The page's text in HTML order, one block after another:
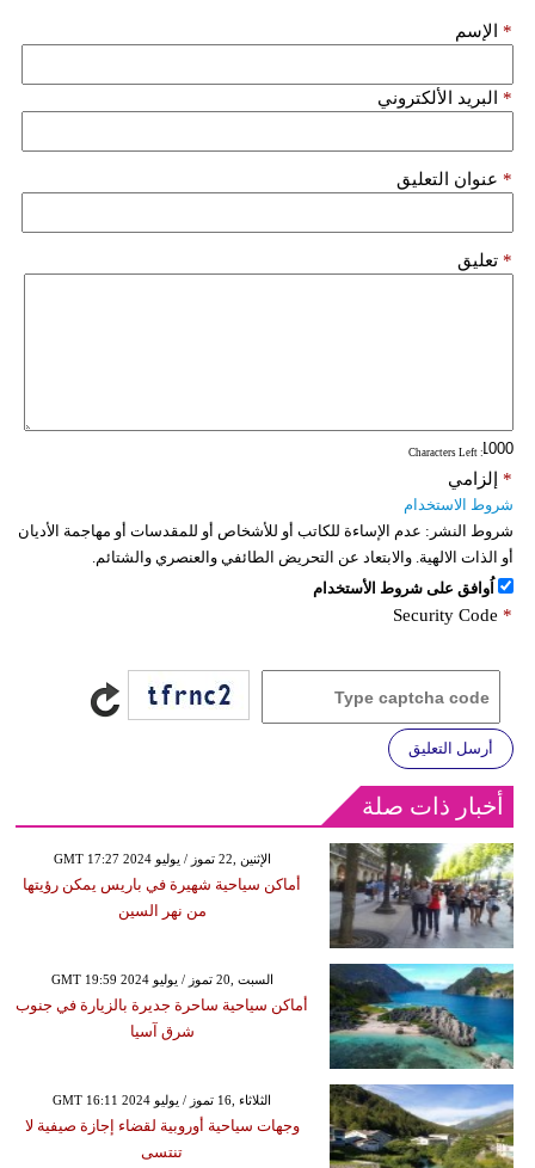
الإسم *
البريد الألكتروني *
عنوان التعليق *
تعليق *
: Characters Left
إلزامي *
شروط الاستخدام
شروط النشر: عدم الإساءة للكاتب أو للأشخاص أو للمقدسات أو مهاجمة الأديان
أو الذات الالهية. والابتعاد عن التحريض الطائفي والعنصري والشتائم.
اُوافق على شروط الأستخدام
Security Code *
أرسل التعليق
أخبار ذات صلة
GMT 17:27 2024 الإثنين ,22 تموز / يوليو
أماكن سياحية شهيرة في باريس يمكن رؤيتها
من نهر السين
GMT 19:59 2024 السبت ,20 تموز / يوليو
أماكن سياحية ساحرة جديرة بالزيارة في جنوب
شرق آسيا
GMT 16:11 2024 الثلاثاء ,16 تموز / يوليو
وجهات سياحية أوروبية لقضاء إجازة صيفية لا
تنتسى